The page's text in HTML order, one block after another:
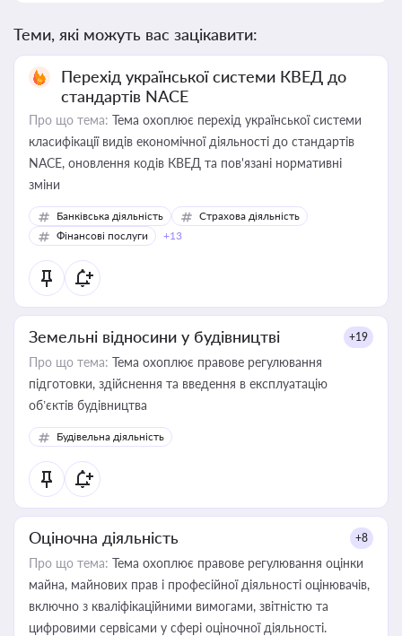
Теми, які можуть вас зацікавити:
Перехід української системи КВЕД до
стандартів NACE
Про що тема: Тема охоплює перехід української системи
класифікації видів економічної діяльності до стандартів
NACE, оновлення кодів КВЕД та пов'язані нормативні
зміни
Банківська діяльність
Страхова діяльність
Фінансові послуги
+13
Земельні відносини у будівництві +19
Про що тема: Тема охоплює правове регулювання
підготовки, здійснення та введення в експлуатацію
об’єктів будівництва
Будівельна діяльність
Оціночна діяльність +8
Про що тема: Тема охоплює правове регулювання оцінки
майна, майнових прав і професійної діяльності оцінювачів,
включно з кваліфікаційними вимогами, звітністю та
цифровими сервісами у сфері оціночної діяльності.